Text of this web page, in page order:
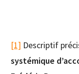
[1] Descriptif
systémique